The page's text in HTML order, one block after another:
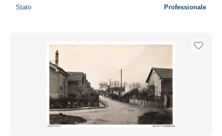
Stato Professionale